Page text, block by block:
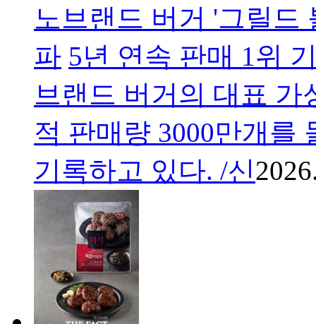
노브랜드 버거 '그릴드
파 5년 연속 판매 1위
브랜드 버거의 대표 가
적 판매량 3000만개를
기록하고 있다. /신